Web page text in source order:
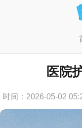
医院
时间：2026-05-02